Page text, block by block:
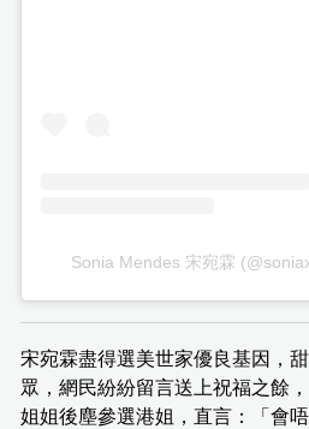
Sonia Mendes 宋宛霖
宋宛霖盡得選美世家優良基因，
眾，網民紛紛留言送上祝福之餘
姐姐後塵參選港姐，直言：「會